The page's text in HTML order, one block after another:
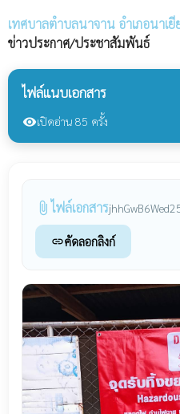
เทศบาลตำบลนาจาน อำเภอนาเ
ข่าวประกาศ/ประชาสัมพันธ์
ไฟล์แนบเอกสาร
visibilityเปิดอ่าน 85 ครั้ง
attach_file ไฟล์เอกสาร
linkคัดลอกลิงก์